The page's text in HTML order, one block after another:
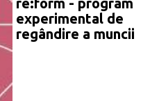
re:form - program
experimental de
regândire a muncii